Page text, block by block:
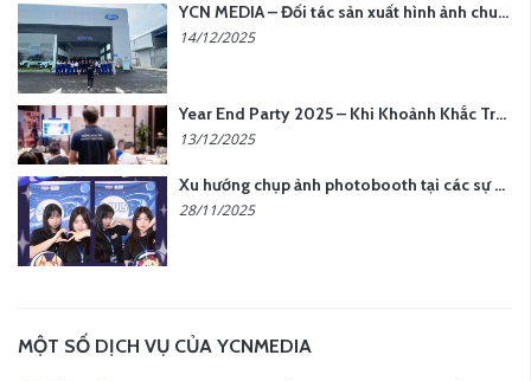
YCN MEDIA – Đối tác sản xuất hình ảnh chuyên nghiệp cho doanh nghiệp tại Hà Nội
14/12/2025
Year End Party 2025 – Khi Khoảnh Khắc Trở Thành Dấu Ấn | Gói Ưu Đãi Tháng 12 Từ YCN Media
13/12/2025
Xu hướng chụp ảnh photobooth tại các sự kiện hiện nay
28/11/2025
MỘT SỐ DỊCH VỤ CỦA YCNMEDIA